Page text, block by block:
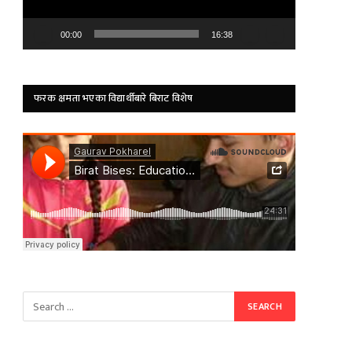
00:00 16:38
फरक क्षमता भएका विद्यार्थीबारे बिराट विशेष